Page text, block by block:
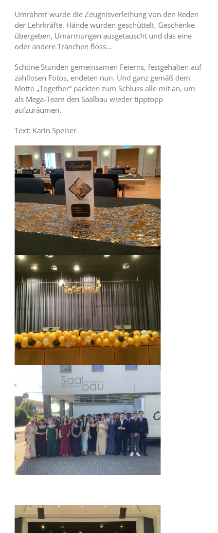
Umrahmt wurde die Zeugnisverleihung von den Reden
der Lehrkräfte. Hände wurden geschüttelt, Geschenke
übergeben, Umarmungen ausgetauscht und das eine
oder andere Tränchen floss…
Schöne Stunden gemeinsamen Feierns, festgehalten auf
zahllosen Fotos, endeten nun. Und ganz gemäß dem
Motto „Together“ packten zum Schluss alle mit an, um
als Mega-Team den Saalbau wieder tipptopp
aufzuräumen.
Text: Karin Speiser